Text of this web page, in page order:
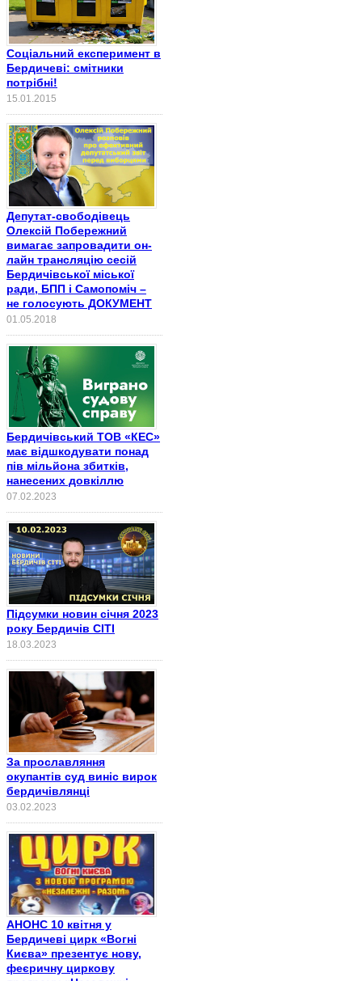
Соціальний експеримент в
Бердичеві: смітники
потрібні!
15.01.2015
Депутат-свободівець
Олексій Побережний
вимагає запровадити он-
лайн трансляцію сесій
Бердичівської міської
ради, БПП і Самопоміч –
не голосують ДОКУМЕНТ
01.05.2018
Бердичівський ТОВ «КЕС»
має відшкодувати понад
пів мільйона збитків,
нанесених довкіллю
07.02.2023
Підсумки новин січня 2023
року Бердичів СІТІ
18.03.2023
За прославляння
окупантів суд виніс вирок
бердичівлянці
03.02.2023
АНОНС 10 квітня у
Бердичеві цирк «Вогні
Києва» презентує нову,
феєричну циркову